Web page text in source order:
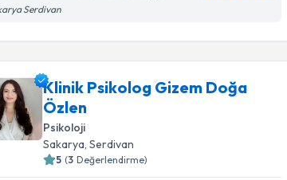
Serdivan
Klinik Psikolog Gizem Doğa
Özlen
Psikoloji
Sakarya , Serdivan
5 (3 Değerlendirme)